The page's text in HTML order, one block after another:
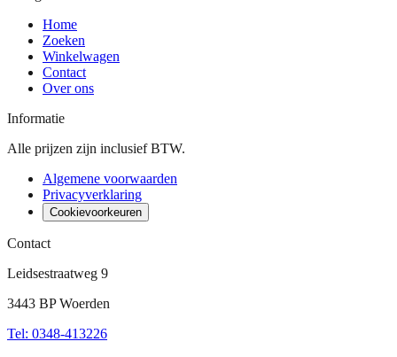
Home
Zoeken
Winkelwagen
Contact
Over ons
Informatie
Alle prijzen zijn inclusief BTW.
Algemene voorwaarden
Privacyverklaring
Cookievoorkeuren
Contact
Leidsestraatweg 9
3443 BP Woerden
Tel: 0348-413226